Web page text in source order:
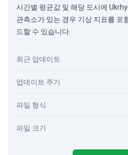
시간별 평균값 및 해당 도시에
관측소가 있는 경우 기상 지표를 포
드할 수 있습니다.
최근 업데이트
업데이트 주기
파일 형식
파일 크기